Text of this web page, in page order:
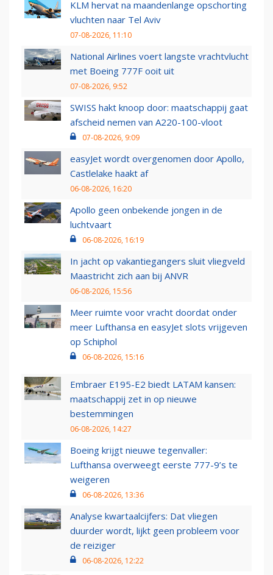
KLM hervat na maandenlange opschorting
vluchten naar Tel Aviv
07-08-2026, 11:10
National Airlines voert langste vrachtvlucht
met Boeing 777F ooit uit
07-08-2026, 9:52
SWISS hakt knoop door: maatschappij gaat
afscheid nemen van A220-100-vloot
07-08-2026, 9:09
easyJet wordt overgenomen door Apollo,
Castlelake haakt af
06-08-2026, 16:20
Apollo geen onbekende jongen in de
luchtvaart
06-08-2026, 16:19
In jacht op vakantiegangers sluit vliegveld
Maastricht zich aan bij ANVR
06-08-2026, 15:56
Meer ruimte voor vracht doordat onder
meer Lufthansa en easyJet slots vrijgeven
op Schiphol
06-08-2026, 15:16
Embraer E195-E2 biedt LATAM kansen:
maatschappij zet in op nieuwe
bestemmingen
06-08-2026, 14:27
Boeing krijgt nieuwe tegenvaller:
Lufthansa overweegt eerste 777-9’s te
weigeren
06-08-2026, 13:36
Analyse kwartaalcijfers: Dat vliegen
duurder wordt, lijkt geen probleem voor
de reiziger
06-08-2026, 12:22